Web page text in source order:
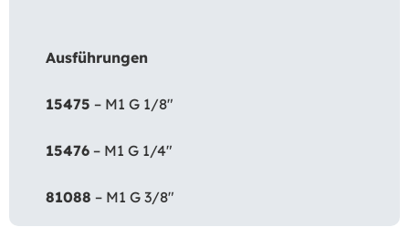
Ausführungen
15475 – M1 G 1/8″
15476 – M1 G 1/4″
81088 – M1 G 3/8″